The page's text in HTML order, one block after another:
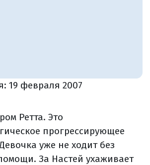
19 февраля 2007
Ретта. Это
прогрессирующее
уже не ходит без
За Настей ухаживает